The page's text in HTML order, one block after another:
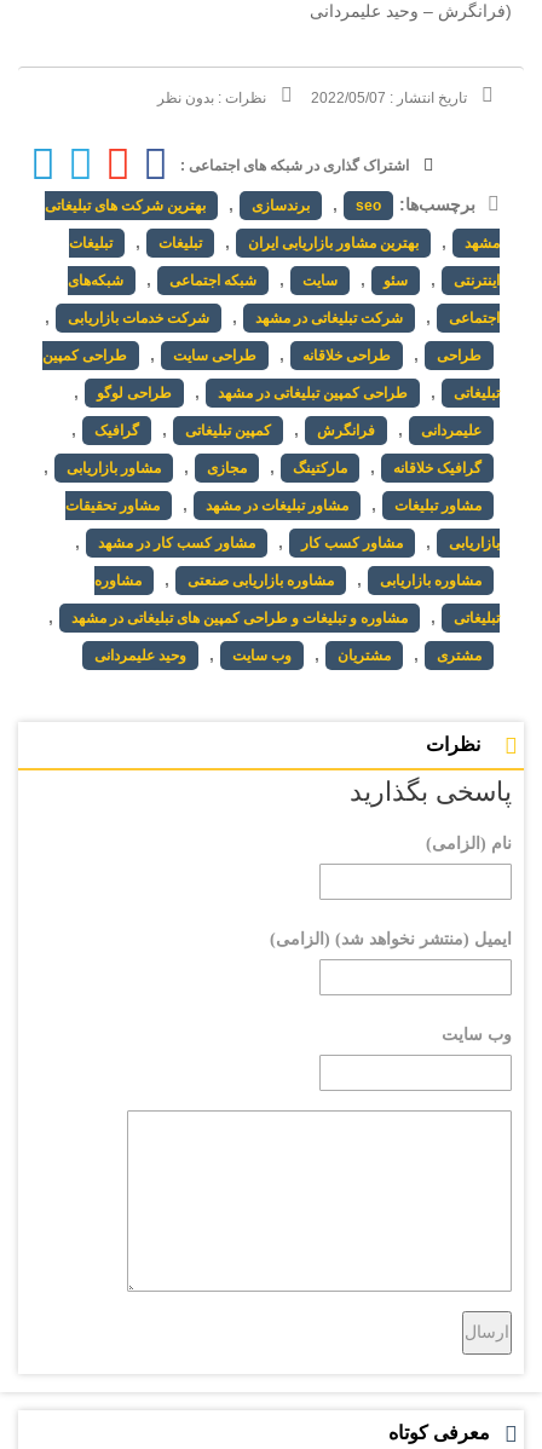
(فرانگرش – وحید علیمردانی
تاریخ انتشار : 2022/05/07 نظرات : بدون نظر
اشتراک گذاری در شبکه های اجتماعی :
برچسب‌ها: seo
, برندسازی , بهترین شرکت های تبلیغاتی
مشهد , بهترین مشاور بازاریابی ایران , تبلیغات , تبلیغات
اینترنتی , سئو , سایت , شبکه اجتماعی , شبکه‌های
اجتماعی , شرکت تبلیغاتی در مشهد , شرکت خدمات بازاریابی ,
طراحی , طراحی خلاقانه , طراحی سایت , طراحی کمپین
تبلیغاتی , طراحی کمپین تبلیغاتی در مشهد , طراحی لوگو ,
علیمردانی , فرانگرش , کمپین تبلیغاتی , گرافیک ,
گرافیک خلاقانه , مارکتینگ , مجازی , مشاور بازاریابی ,
مشاور تبلیغات , مشاور تبلیغات در مشهد , مشاور تحقیقات
بازاریابی , مشاور کسب کار , مشاور کسب کار در مشهد ,
مشاوره بازاریابی , مشاوره بازاریابی صنعتی , مشاوره
تبلیغاتی , مشاوره و تبلیغات و طراحی کمپین های تبلیغاتی در مشهد ,
مشتری , مشتریان , وب سایت , وحید علیمردانی
نظرات
پاسخی بگذارید
نام (الزامی)
ایمیل (منتشر نخواهد شد) (الزامی)
وب سایت
معرفی کوتاه